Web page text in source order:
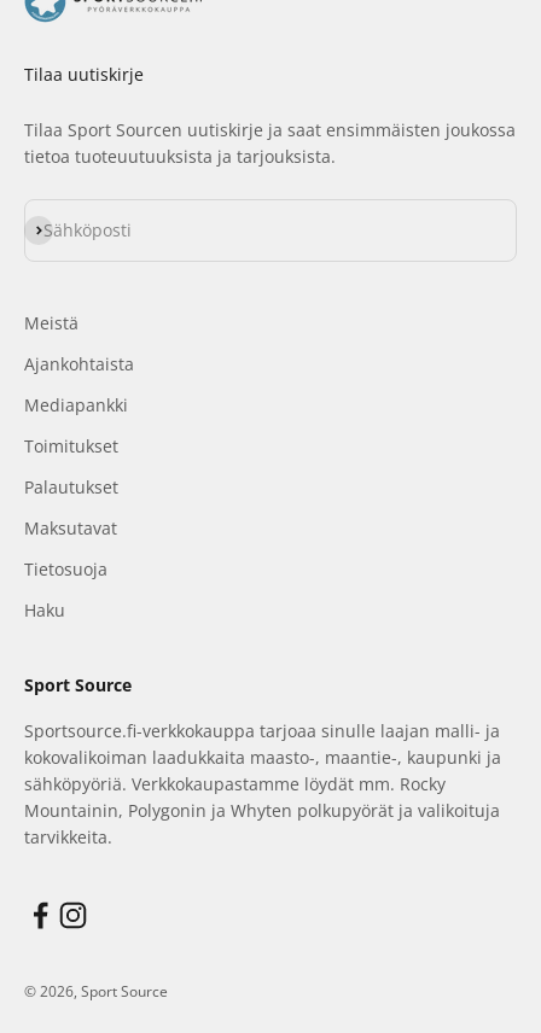
Tilaa uutiskirje
Tilaa Sport Sourcen uutiskirje ja saat ensimmäisten joukossa
tietoa tuoteuutuuksista ja tarjouksista.
Sähköposti
Tilaa
Meistä
Ajankohtaista
Mediapankki
Toimitukset
Palautukset
Maksutavat
Tietosuoja
Haku
Sport Source
Sportsource.fi-verkkokauppa tarjoaa sinulle laajan malli- ja
kokovalikoiman laadukkaita maasto-, maantie-, kaupunki ja
sähköpyöriä. Verkkokaupastamme löydät mm. Rocky
Mountainin, Polygonin ja Whyten polkupyörät ja valikoituja
tarvikkeita.
© 2026, Sport Source